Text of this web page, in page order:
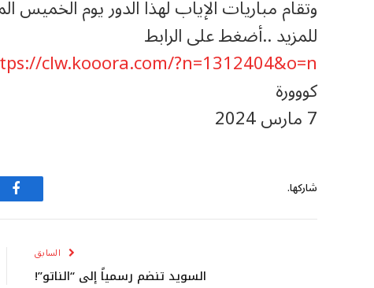
وتقام مباريات الإياب لهذا الدور يوم الخميس
للمزيد ..أضغط على الرابط
clw.kooora.com/?n=1312404&o=n
كووورة
7 مارس 2024
شاركها.
السابق
السويد تنضم رسمياً إلى “الناتو”!